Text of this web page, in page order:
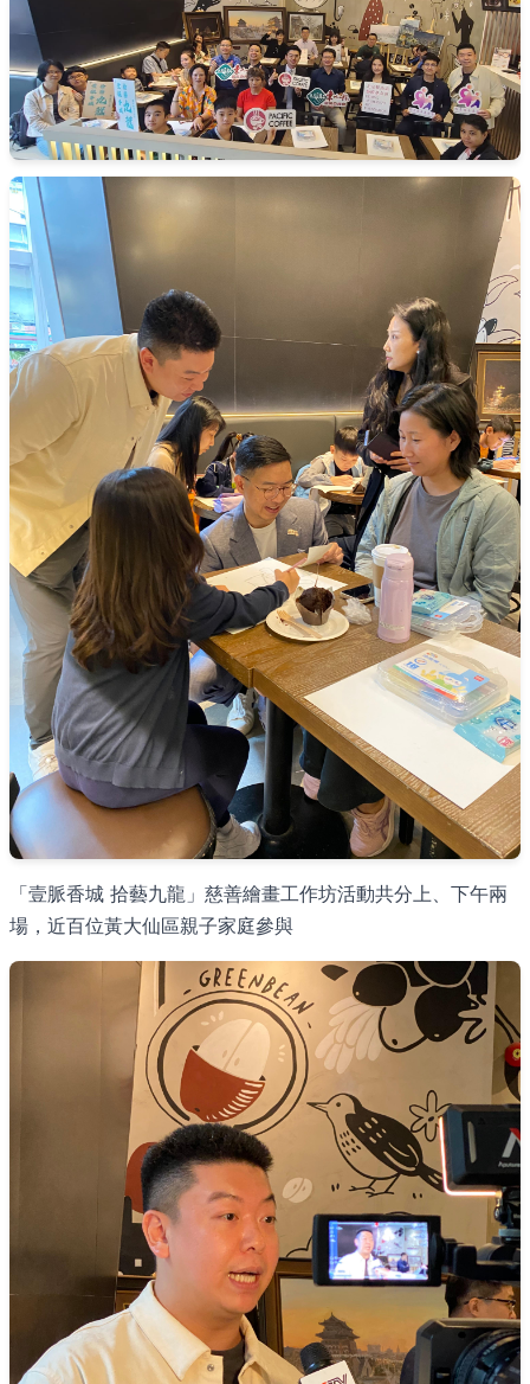
「壹脈香城 拾藝九龍」慈善繪畫工作坊活動共分上、下午兩
場，近百位黃大仙區親子家庭參與